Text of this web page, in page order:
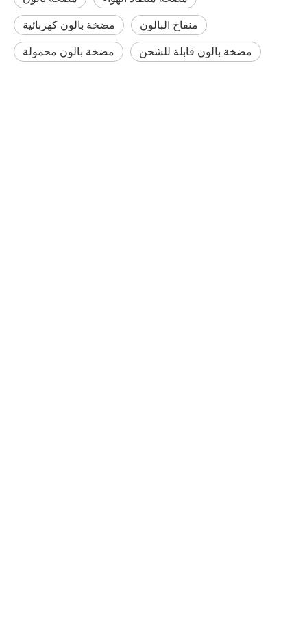
مضخة بالون كهربائية منفاخ البالون
مضخة بالون محمولة مضخة بالون قابلة للشحن